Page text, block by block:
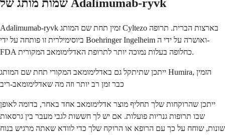
שמות מותג של Adalimumab-ryvk
Adalimumab-ryvk זמין תחת שם המותג Cyltezo בארצות הברית. תרופה
ביוסימילרית זו פותחה על ידי Boehringer Ingelheim ואושרה על ידי ה-
FDA כחלופה בעלות נמוכה יותר לתרופת האדלימומאב המקורית.
ייתכן שתיתקל גם באדלימומאב המקורי תחת שם המותג Humira, הזמין
כבר זמן רב יותר וזה מה שאדלימומאב-ריב
ייתכן שהרוקחות שלך תחליף מוצר אדלימומאב אחד באחר, בדומה לאופן
שבו תרופות גנריות פועלות. אם יש לך חששות לגבי מעבר בין גרסאות
שונות, שוחח על כך עם הרופא או הרוקח שלך כדי לוודא שאתה מרגיש בנוח